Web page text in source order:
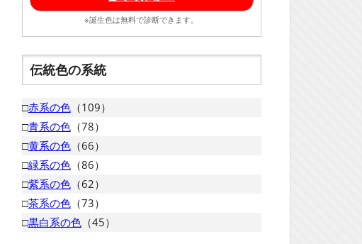
※誕生色は無料で診断できます。
伝統色の系統
□赤系の色（109）
□青系の色（78）
□黄系の色（66）
□緑系の色（86）
□紫系の色（62）
□茶系の色（73）
□黒白系の色（45）